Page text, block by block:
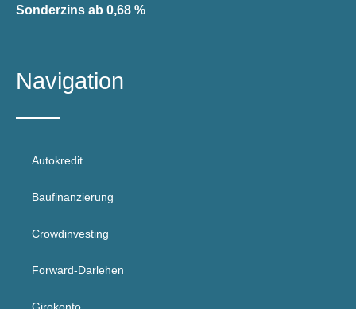
Sonderzins ab 0,68 %
Navigation
Autokredit
Baufinanzierung
Crowdinvesting
Forward-Darlehen